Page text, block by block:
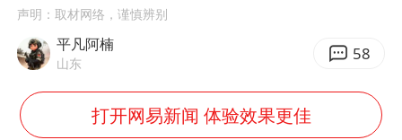
高铁双人座被免票儿童挤成3人座
男子攒206小时加班调休被拒获赔1.6万
中方：奉劝美方解除对古巴制裁封锁
声明：取材网络，谨慎辨别
平凡阿楠
山东 58
打开网易新闻 体验效果更佳